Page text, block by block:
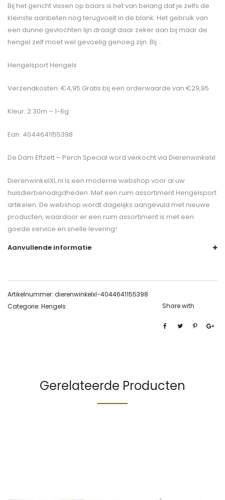
Bij het gericht vissen op baars is het van belang dat je zelfs de
kleinste aanbeten nog terugvoelt in de blank. Het gebruik van
een dunne gevlochten lijn draagt daar zeker aan bij maar de
hengel zelf moet wel gevoelig genoeg zijn. Bij…
Hengelsport Hengels
Verzendkosten: €4,95 Gratis bij een orderwaarde van €29,95
Kleur: 2.30m – 1-6g
Ean: 4044641155398
De Dam Effzett – Perch Special word verkocht via Dierenwinkelxl
DierenwinkelXL.nl is een moderne webshop voor al uw
huisdierbenodigdheden. Met een ruim assortiment Hengelsport
artikelen. De webshop wordt dagelijks aangevuld met nieuwe
producten, waardoor er een ruim assortiment is met een
goede service en snelle levering!
Aanvullende informatie
Artikelnummer: dierenwinkelxl-4044641155398
Categorie: Hengels Share with
Gerelateerde Producten